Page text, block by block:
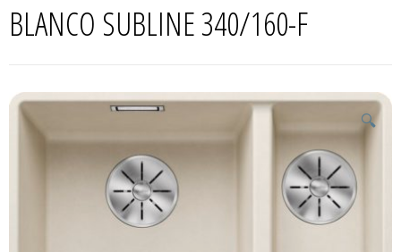
BLANCO SUBLINE 340/160-F
🔍